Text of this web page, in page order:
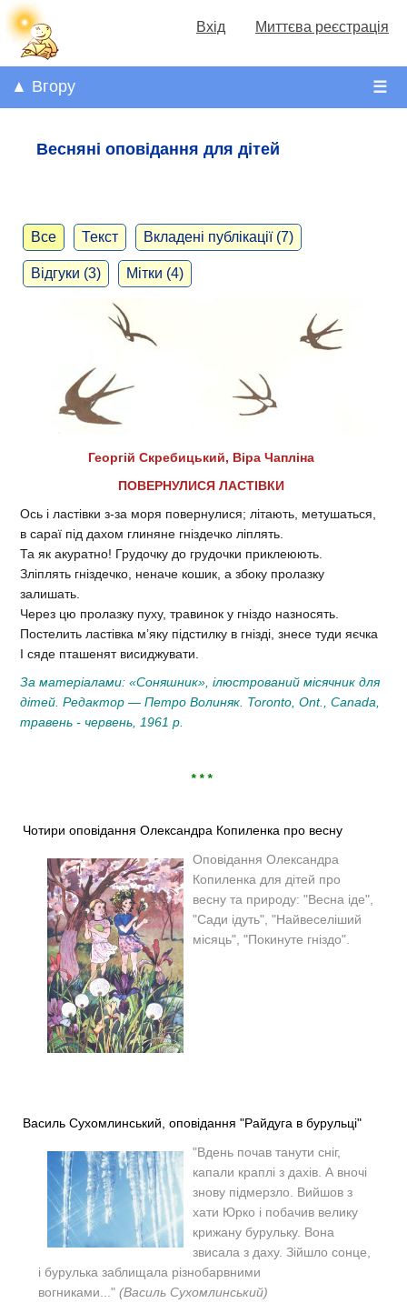
Вхід Миттєва реєстрація
☰
▲ Вгору
Весняні оповідання для дітей
Все Текст Вкладені публікації (7)
Відгуки (3) Мітки (4)
Георгій Скребицький, Віра Чапліна
ПОВЕРНУЛИСЯ ЛАСТІВКИ
Ось і ластівки з-за моря повернулися; літають, метушаться,
в сараї під дахом глиняне гніздечко ліплять.
Та як акуратно! Грудочку до грудочки приклеюють.
Зліплять гніздечко, неначе кошик, а збоку пролазку
залишать.
Через цю пролазку пуху, травинок у гніздо назносять.
Постелить ластівка м’яку підстилку в гнізді, знесе туди яєчка
І сяде пташенят висиджувати.
За матеріалами: «Соняшник», ілюстрований місячник для
дітей. Редактор — Петро Волиняк. Toronto, Ont., Canada,
травень - червень, 1961 р.
* * *
Чотири оповідання Олександра Копиленка про весну
Оповідання Олександра
Копиленка для дітей про
весну та природу: "Весна іде",
"Сади ідуть", "Найвеселіший
місяць", "Покинуте гніздо".
Василь Сухомлинський, оповідання "Райдуга в бурульці"
"Вдень почав танути сніг,
капали краплі з дахів. А вночі
знову підмерзло. Вийшов з
хати Юрко і побачив велику
крижану бурульку. Вона
звисала з даху. Зійшло сонце,
і бурулька заблищала різнобарвними
вогниками..." (Василь Сухомлинський)